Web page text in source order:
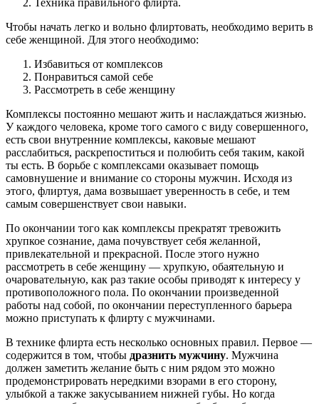
Техника правильного флирта.
Чтобы начать легко и вольно флиртовать, необходимо верить в
себе женщиной. Для этого необходимо:
Избавиться от комплексов
Понравиться самой себе
Рассмотреть в себе женщину
Комплексы постоянно мешают жить и наслаждаться жизнью.
У каждого человека, кроме того самого с виду совершенного,
есть свои внутренние комплексы, каковые мешают
расслабиться, раскрепоститься и полюбить себя таким, какой
ты есть. В борьбе с комплексами оказывает помощь
самовнушение и внимание со стороны мужчин. Исходя из
этого, флиртуя, дама возвышает уверенность в себе, и тем
самым совершенствует свои навыки.
По окончании того как комплексы прекратят тревожить
хрупкое сознание, дама почувствует себя желанной,
привлекательной и прекрасной. После этого нужно
рассмотреть в себе женщину — хрупкую, обаятельную и
очаровательную, как раз такие особы приводят к интересу у
противоположного пола. По окончании произведенной
работы над собой, по окончании переступленного барьера
можно приступать к флирту с мужчинами.
В технике флирта есть несколько основных правил. Первое —
содержится в том, чтобы дразнить мужчину. Мужчина
должен заметить желание быть с ним рядом это можно
продемонстрировать нередкими взорами в его сторону,
улыбкой а также закусыванием нижней губы. Но когда